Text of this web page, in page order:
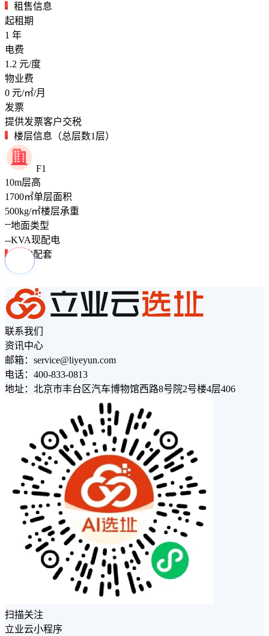
租售信息
起租期
1 年
电费
1.2 元/度
物业费
0 元/㎡/月
发票
提供发票客户交税
楼层信息（总层数1层）
F1
10m层高
1700㎡单层面积
500kg/㎡楼层承重
--地面类型
--KVA现配电
周边配套
联系我们
资讯中心
邮箱：service@liyeyun.com
电话：400-833-0813
地址：北京市丰台区汽车博物馆西路8号院2号楼4层406
扫描关注
立业云小程序